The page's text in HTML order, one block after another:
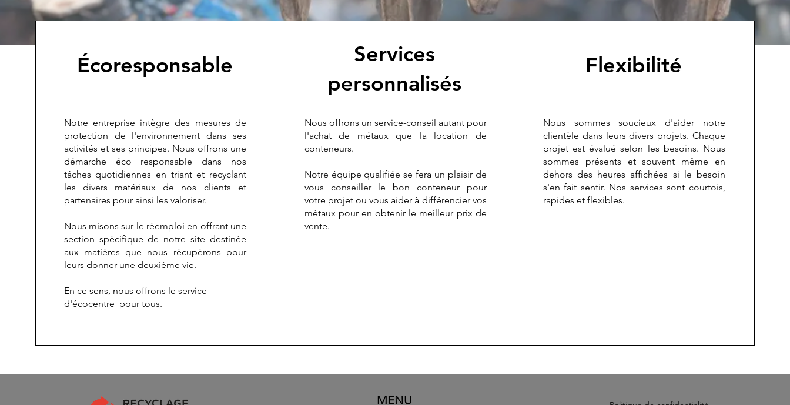
Écoresponsable
Notre entreprise intègre des mesures de
protection de l'environnement dans ses
activités et ses principes. Nous offrons une
démarche éco responsable dans nos
tâches quotidiennes en triant et recyclant
les divers matériaux de nos clients et
partenaires pour ainsi les valoriser.
Nous misons sur le réemploi en offrant une
section spécifique de notre site destinée
aux matières que nous récupérons pour
leurs donner une deuxième vie.
En ce sens, nous offrons le service
d'écocentre pour tous.
Services
personnalisés
Nous offrons un service-conseil autant pour
l'achat de métaux que la location de
conteneurs.
Notre équipe qualifiée se fera un plaisir de
vous conseiller le bon conteneur pour
votre projet ou vous aider à différencier vos
métaux pour en obtenir le meilleur prix de
vente.
Flexibilité
Nous sommes soucieux d'aider notre
clientèle dans leurs divers projets. Chaque
projet est évalué selon les besoins. Nous
sommes présents et souvent même en
dehors des heures affichées si le besoin
s'en fait sentir. Nos services sont courtois,
rapides et flexibles.
MENU